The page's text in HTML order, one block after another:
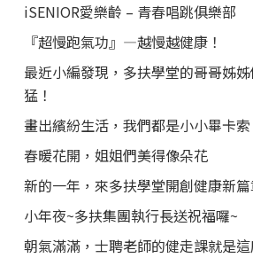
iSENIOR愛樂齡 – 青春唱跳俱樂部
『超慢跑氣功』—越慢越健康！
最近小編發現，多扶學堂的哥哥姊
猛！
畫出繽紛生活，我們都是小小畢卡索
春暖花開，姐姐們美得像朵花
新的一年，來多扶學堂開創健康新
小年夜~多扶集團執行長送祝福囉~
朝氣滿滿，士聘老師的健走課就是